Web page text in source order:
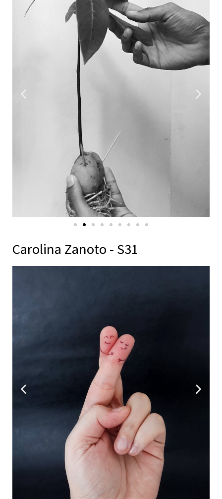
Carolina Zanoto - S31